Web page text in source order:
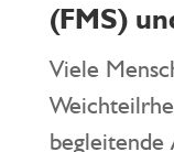
(FMS)
Viele